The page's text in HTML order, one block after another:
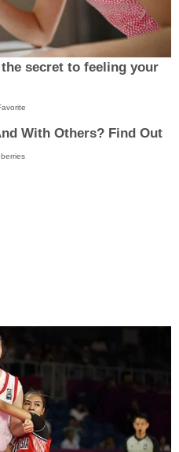
secret to feeling your
With Others? Find Out